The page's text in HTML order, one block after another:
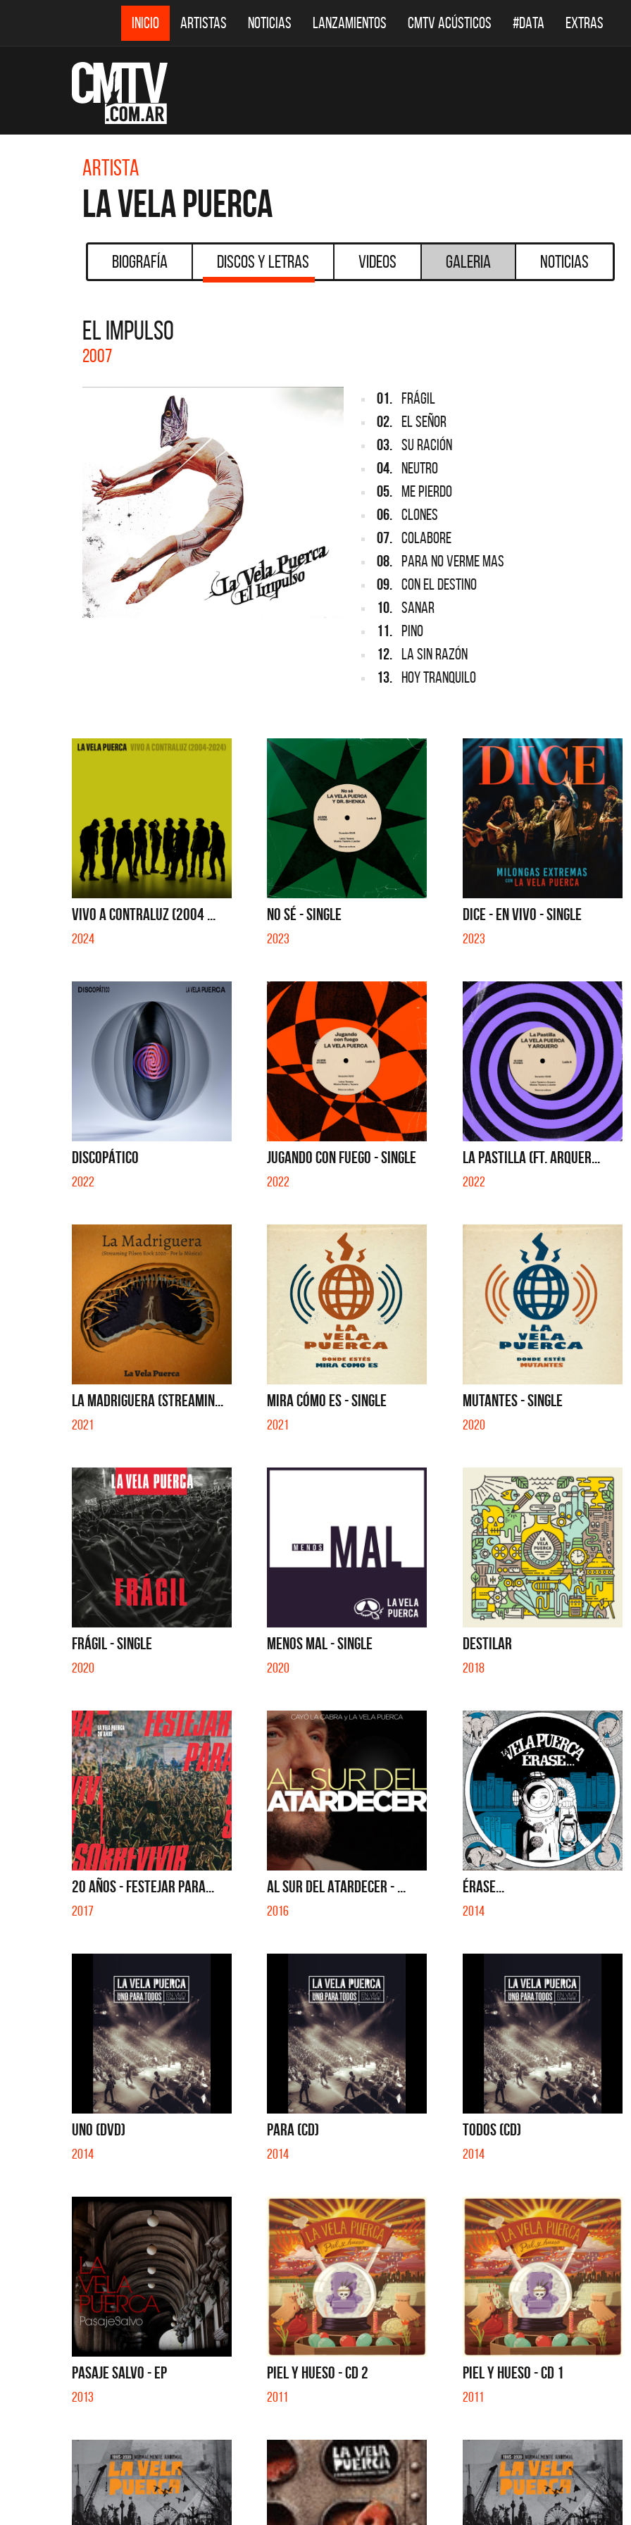
INICIO ARTISTAS NOTICIAS LANZAMIENTOS CMTV ACÚSTICOS #DATA EXTRAS
Artista
La Vela Puerca
Biografía Discos y Letras Videos Galeria Noticias
EL IMPULSO
2007
01. FRÁGIL
02. EL SEÑOR
03. SU RACIÓN
04. NEUTRO
05. ME PIERDO
06. CLONES
07. COLABORE
08. PARA NO VERME MAS
09. CON EL DESTINO
10. SANAR
11. PINO
12. LA SIN RAZÓN
13. HOY TRANQUILO
VIVO A CONTRALUZ (2004 ...
2024
NO SÉ - SINGLE
2023
DICE - EN VIVO - SINGLE
2023
DISCOPÁTICO
2022
JUGANDO CON FUEGO - SINGLE
2022
LA PASTILLA (FT. ARQUER...
2022
LA MADRIGUERA (STREAMIN...
2021
MIRA CÓMO ES - SINGLE
2021
MUTANTES - SINGLE
2020
FRÁGIL - SINGLE
2020
MENOS MAL - SINGLE
2020
DESTILAR
2018
20 AÑOS - FESTEJAR PARA...
2017
AL SUR DEL ATARDECER - ...
2016
ÉRASE...
2014
UNO (DVD)
2014
PARA (CD)
2014
TODOS (CD)
2014
PASAJE SALVO - EP
2013
PIEL Y HUESO - CD 2
2011
PIEL Y HUESO - CD 1
2011
DESTACADOS DESTACADOS
Benito Cerati La Muela y Sus Amigos
QUE NO SE MUELA LA MUELA - SINGLE